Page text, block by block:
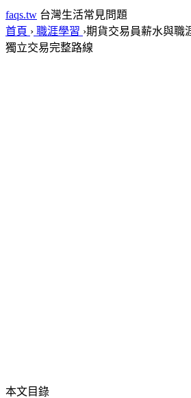
faqs.tw 台灣生活常見問題
首頁 › 職涯學習 ›期貨交易員薪水與職
獨立交易完整路線
本文目錄